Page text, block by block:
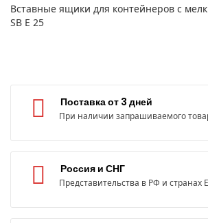
Вставные ящики для контейнеров с
SB E 25
Поставка от 3 дней
При наличии запрашиваемого
Россия и СНГ
Представительства в РФ и странах